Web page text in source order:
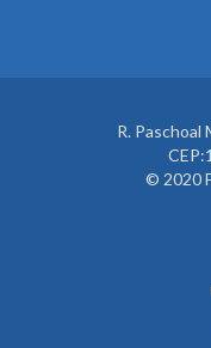
R. Paschoal
© 2020